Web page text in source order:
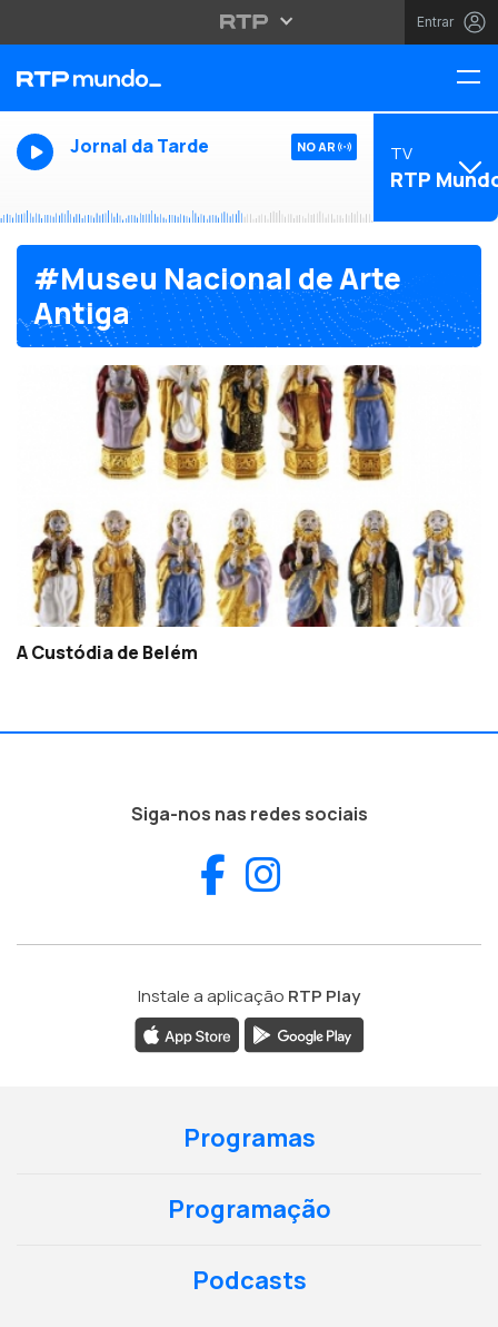
Entrar
Jornal da Tarde NO AR TV
RTP
#Museu Nacional de Arte
Antiga
A Custódia de Belém
Siga-nos nas redes sociais
Facebook
Instale a aplicação RTP Play
Programas
Programação
Podcasts